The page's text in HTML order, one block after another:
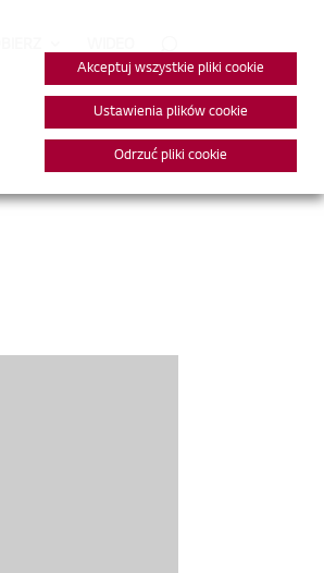
Akceptuj wszystkie pliki cookie
Ustawienia plików cookie
Odrzuć pliki cookie